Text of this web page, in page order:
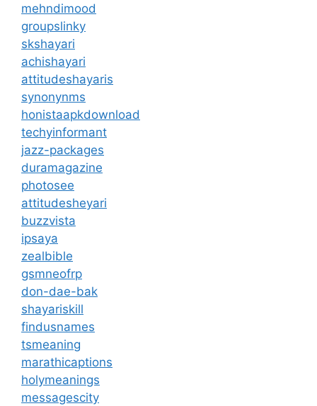
mehndimood
groupslinky
skshayari
achishayari
attitudeshayaris
synonynms
honistaapkdownload
techyinformant
jazz-packages
duramagazine
photosee
attitudesheyari
buzzvista
ipsaya
zealbible
gsmneofrp
don-dae-bak
shayariskill
findusnames
tsmeaning
marathicaptions
holymeanings
messagescity